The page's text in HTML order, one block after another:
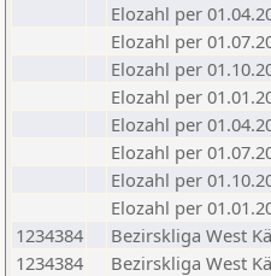
Elozahl per
Elozahl per
Elozahl per
Elozahl per
Elozahl per
Elozahl per
Elozahl per
Elozahl per
1234384
Bezirskliga West
1234384
Bezirskliga West